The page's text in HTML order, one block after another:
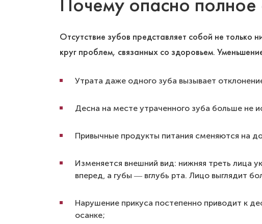
Отсутствие зубов представляет собой не только
круг проблем, связанных со здоровьем.
Утрата даже одного зуба вызывает
Десна на месте утраченного зуба больше не
Привычные продукты питания сменяются на
Изменяется внешний вид: нижняя треть лица
вперед, а губы ― вглубь рта. Лицо выглядит
Нарушение прикуса постепенно приводит к
осанке;